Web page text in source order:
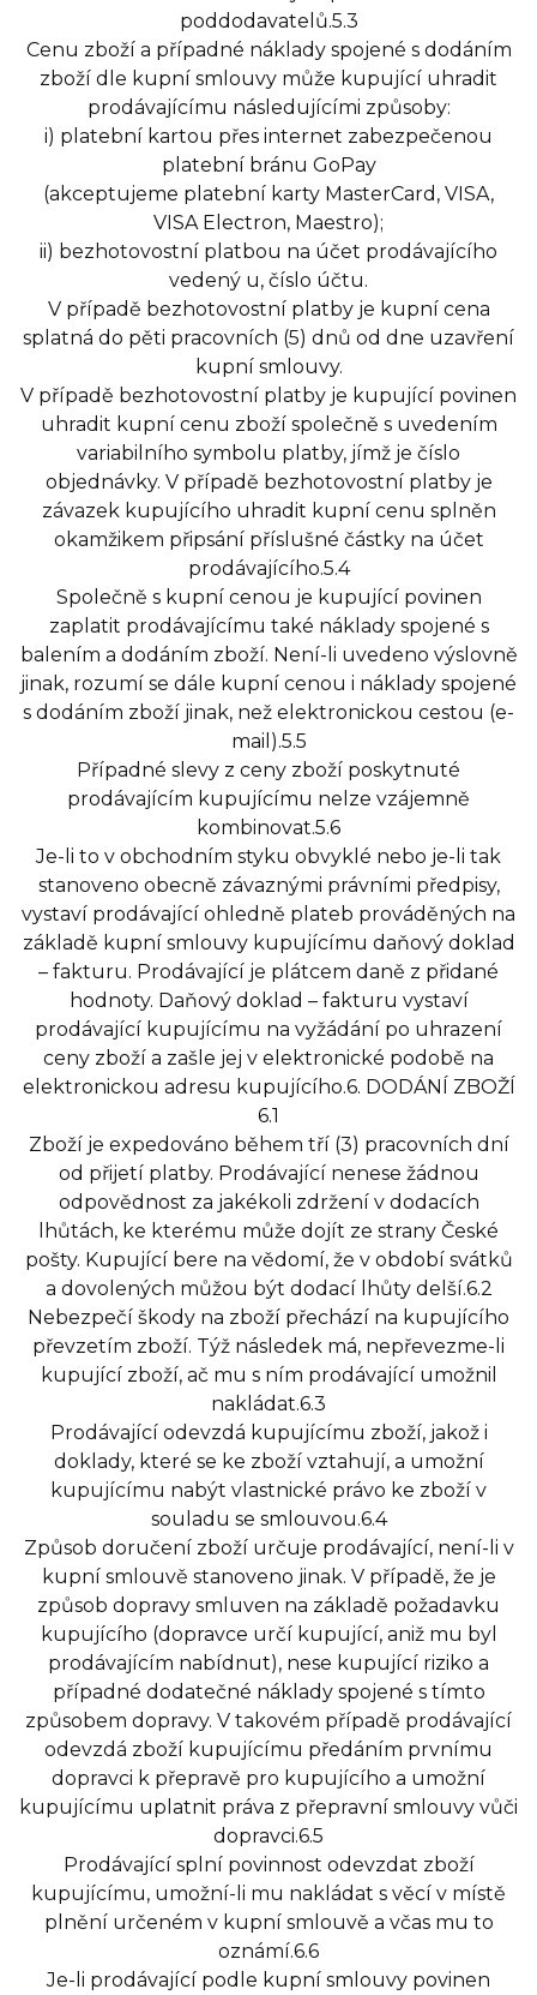
poddodavatelů.5.3
Cenu zboží a případné náklady spojené s dodáním
zboží dle kupní smlouvy může kupující uhradit
prodávajícímu následujícími způsoby:
i) platební kartou přes internet zabezpečenou
platební bránu GoPay
(akceptujeme platební karty MasterCard, VISA,
VISA Electron, Maestro);
ii) bezhotovostní platbou na účet prodávajícího
vedený u, číslo účtu.
V případě bezhotovostní platby je kupní cena
splatná do pěti pracovních (5) dnů od dne uzavření
kupní smlouvy.
V případě bezhotovostní platby je kupující povinen
uhradit kupní cenu zboží společně s uvedením
variabilního symbolu platby, jímž je číslo
objednávky. V případě bezhotovostní platby je
závazek kupujícího uhradit kupní cenu splněn
okamžikem připsání příslušné částky na účet
prodávajícího.5.4
Společně s kupní cenou je kupující povinen
zaplatit prodávajícímu také náklady spojené s
balením a dodáním zboží. Není-li uvedeno výslovně
jinak, rozumí se dále kupní cenou i náklady spojené
s dodáním zboží jinak, než elektronickou cestou (e-
mail).5.5
Případné slevy z ceny zboží poskytnuté
prodávajícím kupujícímu nelze vzájemně
kombinovat.5.6
Je-li to v obchodním styku obvyklé nebo je-li tak
stanoveno obecně závaznými právními předpisy,
vystaví prodávající ohledně plateb prováděných na
základě kupní smlouvy kupujícímu daňový doklad
– fakturu. Prodávající je plátcem daně z přidané
hodnoty. Daňový doklad – fakturu vystaví
prodávající kupujícímu na vyžádání po uhrazení
ceny zboží a zašle jej v elektronické podobě na
elektronickou adresu kupujícího.6. DODÁNÍ ZBOŽÍ
6.1
Zboží je expedováno během tří (3) pracovních dní
od přijetí platby. Prodávající nenese žádnou
odpovědnost za jakékoli zdržení v dodacích
lhůtách, ke kterému může dojít ze strany České
pošty. Kupující bere na vědomí, že v období svátků
a dovolených můžou být dodací lhůty delší.6.2
Nebezpečí škody na zboží přechází na kupujícího
převzetím zboží. Týž následek má, nepřevezme-li
kupující zboží, ač mu s ním prodávající umožnil
nakládat.6.3
Prodávající odevzdá kupujícímu zboží, jakož i
doklady, které se ke zboží vztahují, a umožní
kupujícímu nabýt vlastnické právo ke zboží v
souladu se smlouvou.6.4
Způsob doručení zboží určuje prodávající, není-li v
kupní smlouvě stanoveno jinak. V případě, že je
způsob dopravy smluven na základě požadavku
kupujícího (dopravce určí kupující, aniž mu byl
prodávajícím nabídnut), nese kupující riziko a
případné dodatečné náklady spojené s tímto
způsobem dopravy. V takovém případě prodávající
odevzdá zboží kupujícímu předáním prvnímu
dopravci k přepravě pro kupujícího a umožní
kupujícímu uplatnit práva z přepravní smlouvy vůči
dopravci.6.5
Prodávající splní povinnost odevzdat zboží
kupujícímu, umožní-li mu nakládat s věcí v místě
plnění určeném v kupní smlouvě a včas mu to
oznámí.6.6
Je-li prodávající podle kupní smlouvy povinen